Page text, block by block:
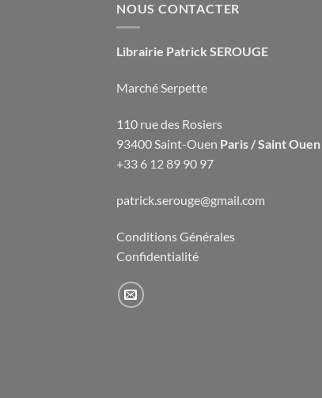
NOUS CONTACTER
Librairie Patrick SEROUGE
Marché Serpette
110 rue des Rosiers
93400 Saint-Ouen Paris / Saint Ouen
+33 6 12 89 90 97
patrick.serouge@gmail.com
Conditions Générales
Confidentialité